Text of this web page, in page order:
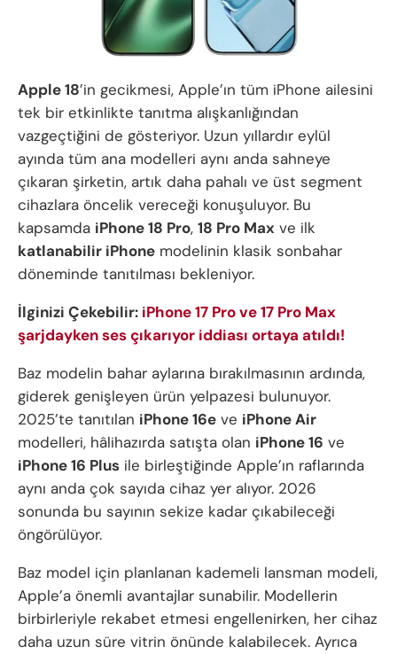
Apple 18’in gecikmesi, Apple’ın tüm iPhone ailesini
tek bir etkinlikte tanıtma alışkanlığından
vazgeçtiğini de gösteriyor. Uzun yıllardır eylül
ayında tüm ana modelleri aynı anda sahneye
çıkaran şirketin, artık daha pahalı ve üst segment
cihazlara öncelik vereceği konuşuluyor. Bu
kapsamda iPhone 18 Pro, 18 Pro Max ve ilk
katlanabilir iPhone modelinin klasik sonbahar
döneminde tanıtılması bekleniyor.
İlginizi Çekebilir: iPhone 17 Pro ve 17 Pro Max
şarjdayken ses çıkarıyor iddiası ortaya atıldı!
Baz modelin bahar aylarına bırakılmasının ardında,
giderek genişleyen ürün yelpazesi bulunuyor.
2025’te tanıtılan iPhone 16e ve iPhone Air
modelleri, hâlihazırda satışta olan iPhone 16 ve
iPhone 16 Plus ile birleştiğinde Apple’ın raflarında
aynı anda çok sayıda cihaz yer alıyor. 2026
sonunda bu sayının sekize kadar çıkabileceği
öngörülüyor.
Baz model için planlanan kademeli lansman modeli,
Apple’a önemli avantajlar sunabilir. Modellerin
birbirleriyle rekabet etmesi engellenirken, her cihaz
daha uzun süre vitrin önünde kalabilecek. Ayrıca